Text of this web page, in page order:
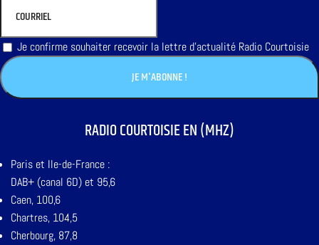
Je confirme souhaiter recevoir la lettre d'actualité Radio Courtoisie
RADIO COURTOISIE EN (MHZ)
Paris et Ile-de-France :
DAB+ (canal 6D) et 95,6
Caen, 100,6
Chartres, 104,5
Cherbourg, 87,8